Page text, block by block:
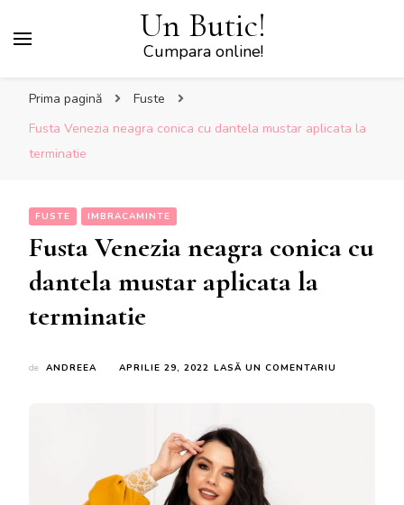
Un Butic!
Cumpara online!
Prima pagină
Fuste
Fusta Venezia neagra conica cu dantela mustar aplicata la
terminatie
FUSTE IMBRACAMINTE
Fusta Venezia neagra conica cu
dantela mustar aplicata la
terminatie
de ANDREEA APRILIE 29, 2022 LASĂ UN COMENTARIU